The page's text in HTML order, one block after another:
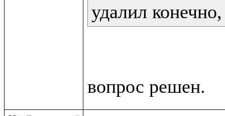
удалил